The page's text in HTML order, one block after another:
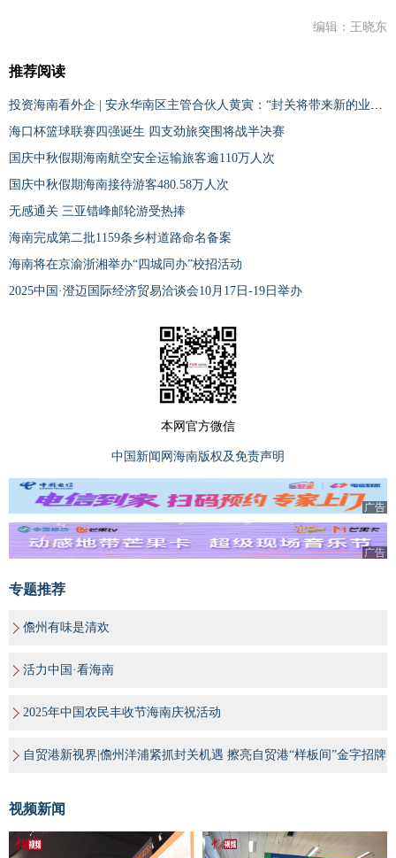
编辑：王晓东
推荐阅读
投资海南看外企 | 安永华南区主管合伙人黄寅：“封关将带来新的业务增长动力”
海口杯篮球联赛四强诞生 四支劲旅突围将战半决赛
国庆中秋假期海南航空安全运输旅客逾110万人次
国庆中秋假期海南接待游客480.58万人次
无感通关 三亚错峰邮轮游受热捧
海南完成第二批1159条乡村道路命名备案
海南将在京渝浙湘举办“四城同办”校招活动
2025中国·澄迈国际经济贸易洽谈会10月17日-19日举办
本网官方微信
中国新闻网海南版权及免责声明
广告
广告
专题推荐
儋州有味是清欢
活力中国·看海南
2025年中国农民丰收节海南庆祝活动
自贸港新视界|儋州洋浦紧抓封关机遇 擦亮自贸港“样板间”金字招牌
视频新闻